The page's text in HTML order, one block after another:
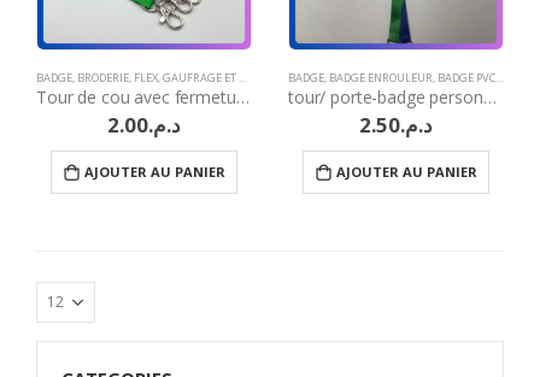
BADGE BRODERIE FLEX GAUFRAGE ET MARQUAGE À CHAUD ,GRAVURE LASER,IDÉES CADEAUX
Tour de cou avec fermeture métallique
د.م.2.00
AJOUTER AU PANIER
BADGE BADGE ENROULEUR BADGE PVC
tour/ porte-badge personnalisé Maroc
د.م.2.50
AJOUTER AU PANIER